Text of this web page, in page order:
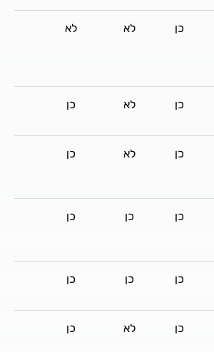
כן לא לא
כן לא כן
כן לא כן
כן כן כן
כן כן כן
כן לא כן